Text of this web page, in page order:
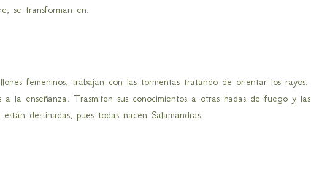
se transforman en:
femeninos, trabajan con las tormentas tratando de orientar los rayos,
a la enseñanza. Trasmiten sus conocimientos a otras hadas de fuego y las
destinadas, pues todas nacen Salamandras.